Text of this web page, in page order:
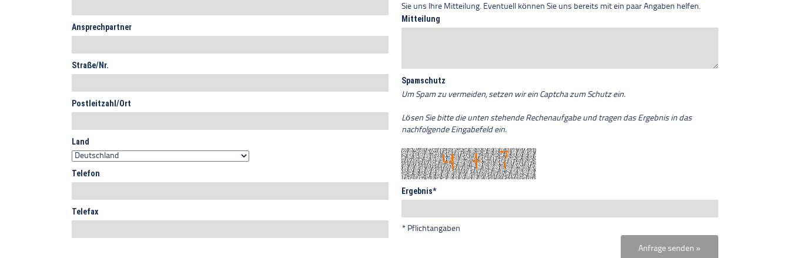
Ansprechpartner
Straße/Nr.
Postleitzahl/Ort
Land
Telefon
Telefax
Sie uns Ihre Mitteilung. Eventuell können Sie uns bereits mit ein paar Angaben helfen.
Mitteilung
Spamschutz
Um Spam zu vermeiden, setzen wir ein Captcha zum Schutz ein.
Lösen Sie bitte die unten stehende Rechenaufgabe und tragen das Ergebnis in das
nachfolgende Eingabefeld ein.
Ergebnis*
* Pflichtangaben